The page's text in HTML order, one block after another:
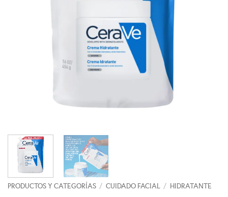
PRODUCTOS Y CATEGORÍAS / CUIDADO FACIAL / HIDRATANTE